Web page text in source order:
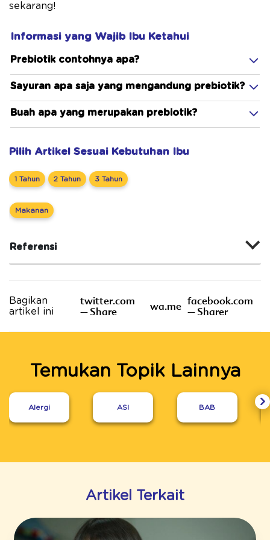
sekarang!
Informasi yang Wajib Ibu Ketahui
Prebiotik contohnya apa?
Sayuran apa saja yang mengandung prebiotik?
Buah apa yang merupakan prebiotik?
Pilih Artikel Sesuai Kebutuhan Ibu
1 Tahun 2 Tahun 3 Tahun
Makanan
Referensi
Bagikan
artikel ini
twitter.com
– Share
wa.me facebook.com
– Sharer
Temukan Topik Lainnya
Alergi ASI BAB
Artikel Terkait